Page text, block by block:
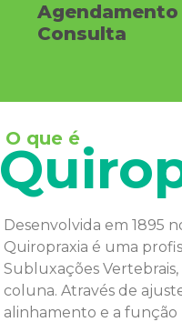
Agendamento
Consulta
O que é
Desenvolvida em 1895
Quiropraxia é uma
Subluxações
coluna. Através de
alinhamento e a função